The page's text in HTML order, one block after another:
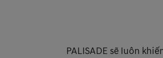
PALISADE sẽ luôn